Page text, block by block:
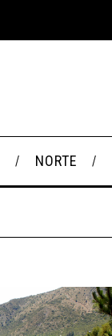
NORTE